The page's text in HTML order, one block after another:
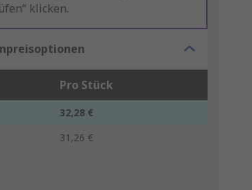
klicken.
Pro Stück
32,28 €
31,26 €